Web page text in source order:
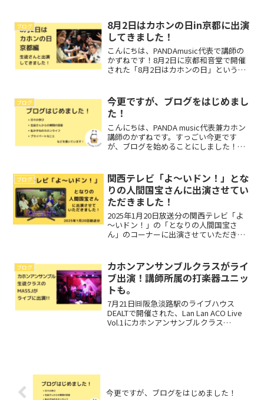
が、今回はなんと！阪急淡路駅前のライ
ブハウス「DEAL...
ブログ
8月2日はカホンの日in京都に出演
してきました！
こんにちは、PANDAmusic代表で講師の
かずねです！8月2日に京都和音堂で開催
された「8月2日はカホンの日」というイ
にお声かけいただき、今回PANDAカホン
教室とし...
ブログ
今更ですが、ブログをはじめまし
た！
こんにちは、PANDA music代表兼カホン
講師のかずねです。すっごい今更です
が、ブログを始めることにしました！こ
い予定です。むしろ、今時古風な文字メ
インで更新ハード...
ブログ
関西テレビ「よ～いドン！」とな
りの人間国宝さんに出演させてい
ただきました！
2025年1月20日放送分の関西テレビ「よ
～いドン！」の「となりの人間国宝さ
ん」のコーナーに出演させていただきま
版がTVerでい週間だけ観れます。音楽で
十三を盛上げ...
ブログ
カホンアンサンブルクラスがライ
ブ出演！講師所属の打楽器ユニッ
トも。
7月21日㈰阪急淡路駅のライブハウス
DEALTで開催された、Lan Lan ACO Live
Vol.1にカホンアンサンブルクラス
今更ですが、ブログをはじめました！